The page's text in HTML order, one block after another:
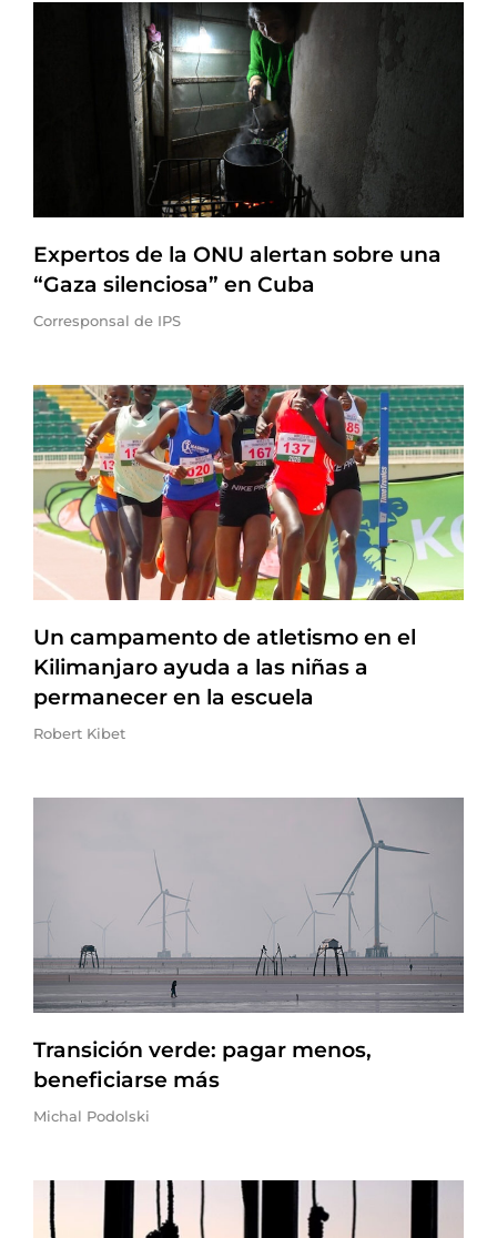
Expertos de la ONU alertan sobre una
“Gaza silenciosa” en Cuba
Corresponsal de IPS
Un campamento de atletismo en el
Kilimanjaro ayuda a las niñas a
permanecer en la escuela
Robert Kibet
Transición verde: pagar menos,
beneficiarse más
Michal Podolski